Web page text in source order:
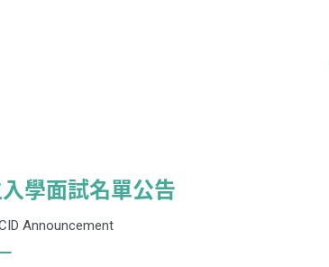
學面試名單公告
Announcement